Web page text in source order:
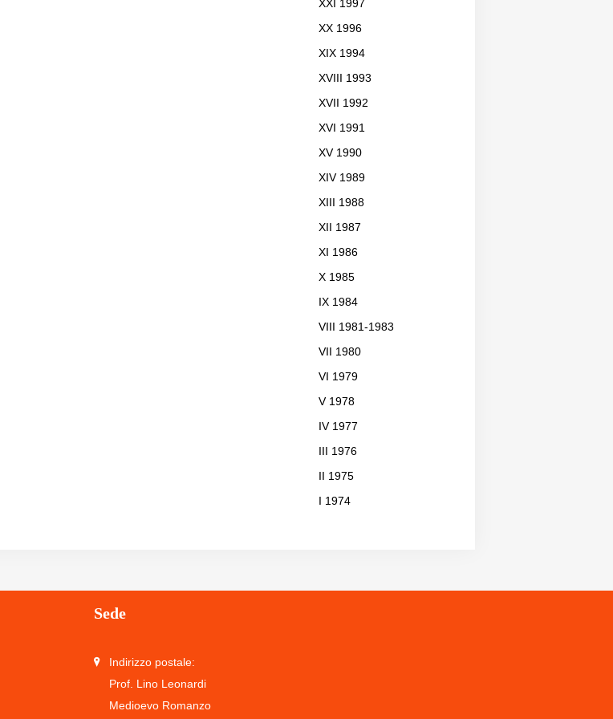
XXI 1997
XX 1996
XIX 1994
XVIII 1993
XVII 1992
XVI 1991
XV 1990
XIV 1989
XIII 1988
XII 1987
XI 1986
X 1985
IX 1984
VIII 1981-1983
VII 1980
VI 1979
V 1978
IV 1977
III 1976
II 1975
I 1974
Sede
Indirizzo postale:
Prof. Lino Leonardi
Medioevo Romanzo